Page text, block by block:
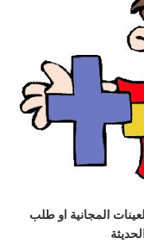
المجانية او طلب